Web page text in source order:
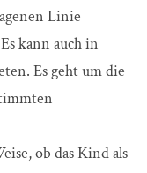
Linie
kann auch in
Es geht um die
ob das Kind als